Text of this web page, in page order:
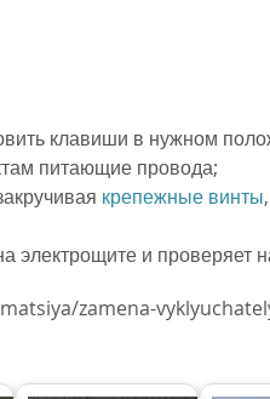
клавиши в нужном
питающие провода;
крепежные винты
электрощите и проверяет
zamena-